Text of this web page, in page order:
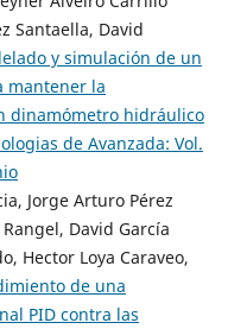
Santaella, David
y simulación de un
mantener la
dinamómetro hidráulico
de Avanzada: Vol.
Jorge Arturo Pérez
David García
Hector Loya Caraveo,
de una
PID contra las